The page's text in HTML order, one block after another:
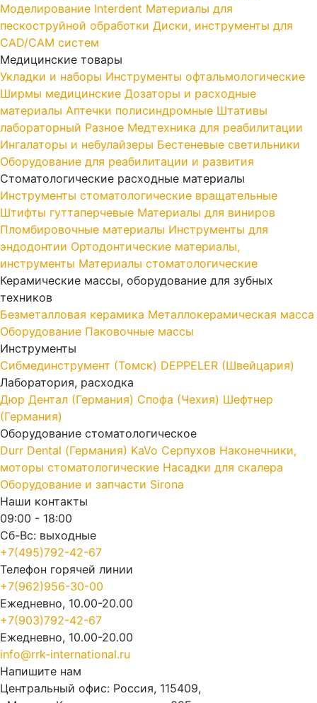
Моделирование Interdent Материалы для
пескоструйной обработки Диски, инструменты для
CAD/CAM систем
Медицинские товары
Укладки и наборы Инструменты офтальмологические
Ширмы медицинские Дозаторы и расходные
материалы Аптечки полисиндромные Штативы
лабораторный Разное Медтехника для реабилитации
Ингалаторы и небулайзеры Бестеневые светильники
Оборудование для реабилитации и развития
Стоматологические расходные материалы
Инструменты стоматологические вращательные
Штифты гуттаперчевые Материалы для виниров
Пломбировочные материалы Инструменты для
эндодонтии Ортодонтические материалы,
инструменты Материалы стоматологические
Керамические массы, оборудование для зубных
техников
Безметалловая керамика Металлокерамическая масса
Оборудование Паковочные массы
Инструменты
Cибмединструмент (Томск) DEPPELER (Швейцария)
Лаборатория, расходка
Дюр Дентал (Германия) Спофа (Чехия) Шефтнер
(Германия)
Оборудование стоматологическое
Durr Dental (Германия) KaVo Серпухов Наконечники,
моторы стоматологические Насадки для скалера
Оборудование и запчасти Sirona
Наши контакты
09:00 - 18:00
Сб-Вс: выходные
+7(495)792-42-67
Телефон горячей линии
+7(962)956-30-00
Ежедневно, 10.00-20.00
+7(903)792-42-67
Ежедневно, 10.00-20.00
info@rrk-international.ru
Напишите нам
Центральный офис: Россия, 115409,